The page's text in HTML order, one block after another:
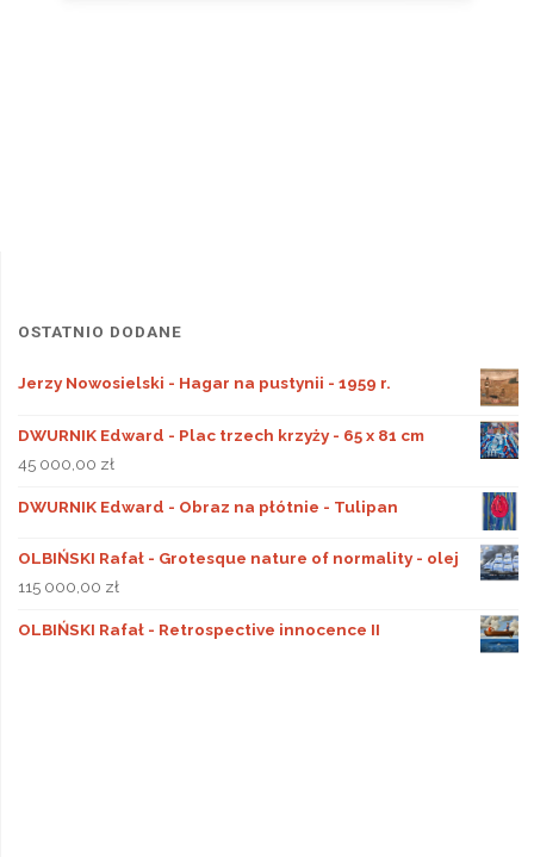
OSTATNIO DODANE
Jerzy Nowosielski - Hagar na pustynii - 1959 r.
DWURNIK Edward - Plac trzech krzyży - 65 x 81 cm
45 000,00 zł
DWURNIK Edward - Obraz na płótnie - Tulipan
OLBIŃSKI Rafał - Grotesque nature of normality - olej
115 000,00 zł
OLBIŃSKI Rafał - Retrospective innocence II